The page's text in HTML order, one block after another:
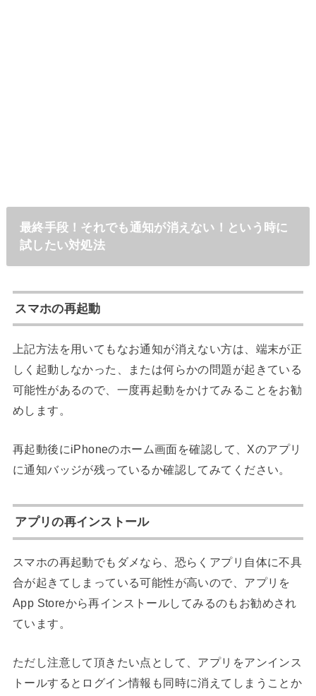
最終手段！それでも通知が消えない！という時に
試したい対処法
スマホの再起動
上記方法を用いてもなお通知が消えない方は、端末が正
しく起動しなかった、または何らかの問題が起きている
可能性があるので、一度再起動をかけてみることをお勧
めします。
再起動後にiPhoneのホーム画面を確認して、Xのアプリ
に通知バッジが残っているか確認してみてください。
アプリの再インストール
スマホの再起動でもダメなら、恐らくアプリ自体に不具
合が起きてしまっている可能性が高いので、アプリを
App Storeから再インストールしてみるのもお勧めされ
ています。
ただし注意して頂きたい点として、アプリをアンインス
トールするとログイン情報も同時に消えてしまうことか